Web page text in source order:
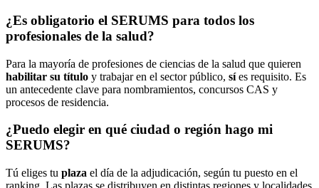
¿Es obligatorio el SERUMS para todos los
profesionales de la salud?
Para la mayoría de profesiones de ciencias de la salud que quieren
habilitar su título y trabajar en el sector público, síes requisito. Es
un antecedente clave para nombramientos, concursos CAS y
procesos de residencia.
¿Puedo elegir en qué ciudad o región hago mi
SERUMS?
Tú eliges tu plaza el día de la adjudicación, según tu puesto en el
ranking. Las plazas se distribuyen en distintas regiones y localidades